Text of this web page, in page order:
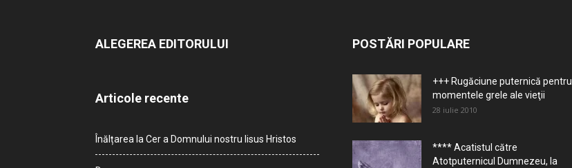
ALEGEREA EDITORULUI
Articole recente
Înălțarea la Cer a Domnului nostru Iisus Hristos
POSTĂRI POPULARE
+++ Rugăciune puternică pentru
momentele grele ale vieţii
28 iulie 2010
**** Acatistul către
Atotputernicul Dumnezeu, la